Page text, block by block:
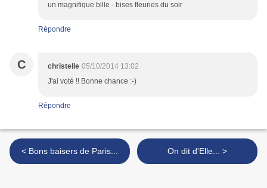
un magnifique bille - bises fleuries du soir
Répondre
C christelle 05/10/2014 13:02
J'ai voté !! Bonne chance :-)
Répondre
< Bons baisers de Paris... On dit d'Elle... >